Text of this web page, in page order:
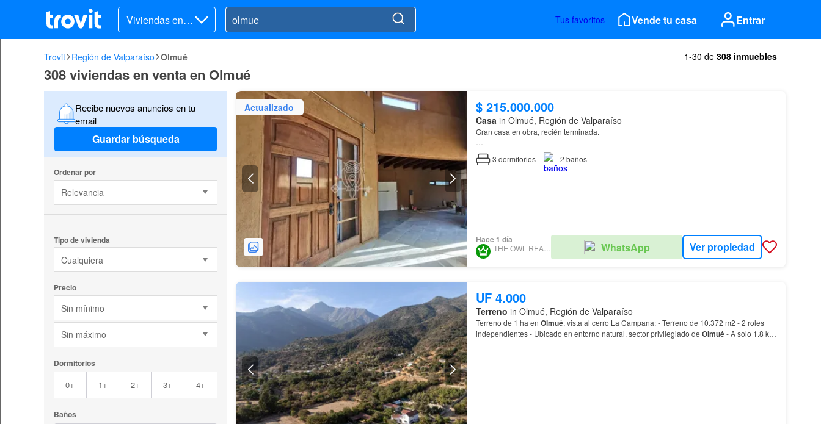
Viviendas en v
enta
Tus favoritos Vende tu casa Entrar
Trovit Región de Valparaíso Olmué 1-30 de 308 inmuebles
308 viviendas en venta en Olmué
Recibe nuevos anuncios en tu
email
Guardar búsqueda
Ordenar por
Relevancia
Tipo de vivienda
Cualquiera
Precio
Sin mínimo
Sin máximo
Dormitorios
0+ 1+ 2+ 3+ 4+
Baños
Actualizado $ 215.000.000
Casain Olmué, Región de Valparaíso
Gran casa en obra, recién terminada.
Doble altura, Terminaciones en Pino Oregon, Rauli, termopaneles, porcelanato Mk, entre
otros.3 dormitorios 2 baños
Hace 1 día
THE OWL REAL ESTATE WhatsApp Ver propiedad
UF 4.000
Terreno in Olmué, Región de Valparaíso
Terreno de 1 ha en Olmué, vista al cerro La Campana: - Terreno de 10.372 m2 - 2 roles
independientes - Ubicado en entorno natural, sector privilegiado de Olmué- A solo 1.8 km